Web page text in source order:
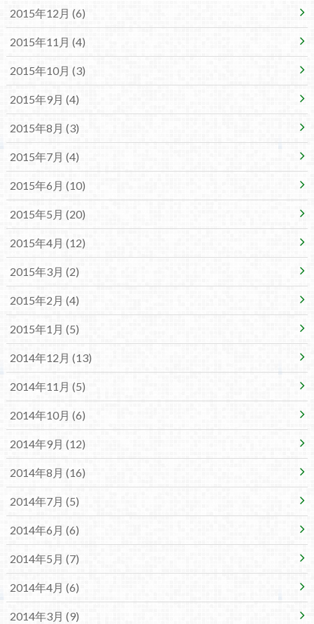
2015年12月 (6)
2015年11月 (4)
2015年10月 (3)
2015年9月 (4)
2015年8月 (3)
2015年7月 (4)
2015年6月 (10)
2015年5月 (20)
2015年4月 (12)
2015年3月 (2)
2015年2月 (4)
2015年1月 (5)
2014年12月 (13)
2014年11月 (5)
2014年10月 (6)
2014年9月 (12)
2014年8月 (16)
2014年7月 (5)
2014年6月 (6)
2014年5月 (7)
2014年4月 (6)
2014年3月 (9)